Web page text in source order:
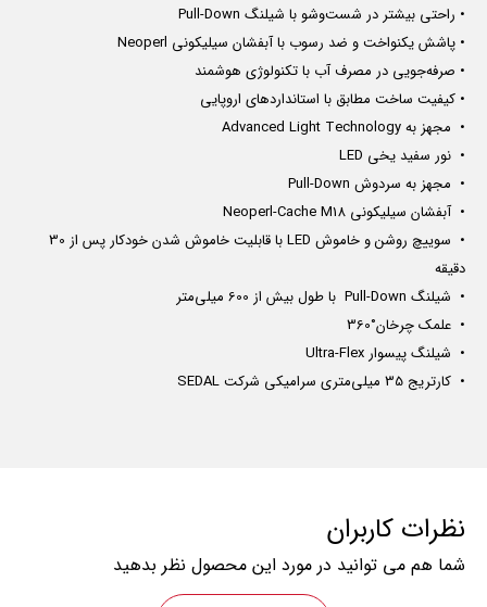
• راحتی بیشتر در شست‌وشو با شیلنگ Pull-Down
• پاشش یکنواخت و ضد رسوب با آبفشان سیلیکونی Neoperl
• صرفه‌جویی در مصرف آب با تکنولوژی هوشمند
• کیفیت ساخت مطابق با استانداردهای اروپایی
• مجهز به Advanced Light Technology
• نور سفید یخی LED
• مجهز به سردوش Pull-Down
• آبفشان سیلیکونی Neoperl-Cache M18
•
سوییچ روشن و خاموش LED با قابلیت خاموش شدن خودکار پس از 30
دقیقه
• شیلنگ Pull-Down با طول بیش از 600 میلی‌متر
• علمک چرخان°360
• شیلنگ پیسوار Ultra-Flex
• کارتریج 35 میلی‌متری سرامیکی شرکت SEDAL
نظرات کاربران
شما هم می توانید در مورد این محصول نظر بدهید